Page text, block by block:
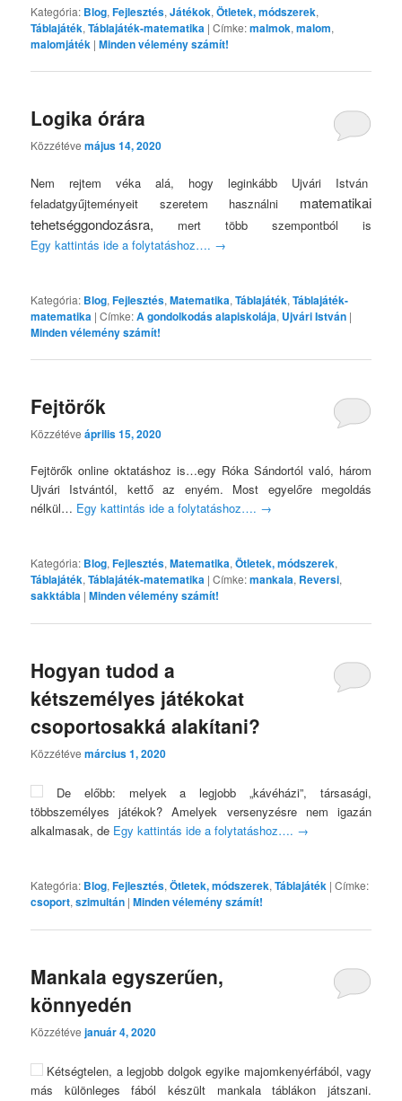
Kategória: Blog,Fejlesztés,Játékok,Ötletek, módszerek,
Táblajáték,Táblajáték-matematika |Címke:malmok,malom,
malomjáték |Minden vélemény számít!
Logika órára
Közzétévemájus 14, 2020
Nem rejtem véka alá, hogy leginkább Ujvári István
feladatgyűjteményeit szeretem használni matematikai
tehetséggondozásra, mert több szempontból is
Egy kattintás ide a folytatáshoz…. →
Kategória: Blog,Fejlesztés,Matematika,Táblajáték,Táblajáték-
matematika |Címke:A gondolkodás alapiskolája, Ujvári István |
Minden vélemény számít!
Fejtörők
Közzétéveáprilis 15, 2020
Fejtörők online oktatáshoz is…egy Róka Sándortól való, három
Ujvári Istvántól, kettő az enyém. Most egyelőre megoldás
nélkül… Egy kattintás ide a folytatáshoz…. →
Kategória: Blog,Fejlesztés,Matematika,Ötletek, módszerek,
Táblajáték,Táblajáték-matematika |Címke:mankala, Reversi,
sakktábla |Minden vélemény számít!
Hogyan tudod a
kétszemélyes játékokat
csoportosakká alakítani?
Közzétévemárcius 1, 2020
De előbb: melyek a legjobb „kávéházi”, társasági,
többszemélyes játékok? Amelyek versenyzésre nem igazán
alkalmasak, de Egy kattintás ide a folytatáshoz…. →
Kategória: Blog,Fejlesztés,Ötletek, módszerek,Táblajáték |Címke:
csoport,szimultán |Minden vélemény számít!
Mankala egyszerűen,
könnyedén
Közzétévejanuár 4, 2020
Kétségtelen, a legjobb dolgok egyike majomkenyérfából, vagy
más különleges fából készült mankala táblákon játszani.